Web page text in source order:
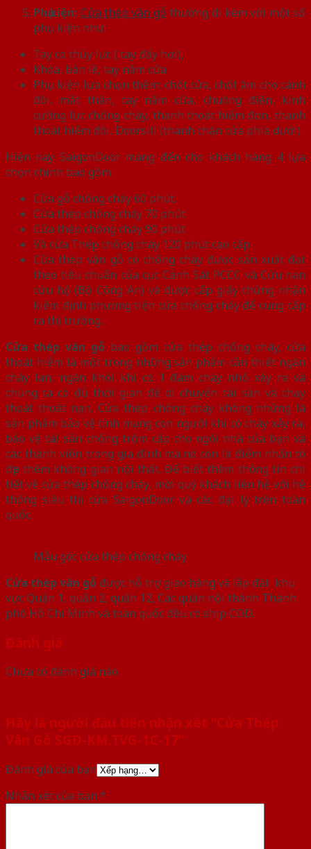
Phụ kiện: Cửa thép vân gỗ thường đi kèm với một số
phụ kiện như:
Tay co thủy lực ( tay đẩy hơi),
Khóa, bản lề, tay nắm cửa
Phụ kiện lựa chọn thêm: chốt cửa, chốt âm cho cánh
đôi, mắt thần, tay nắm cửa, chuông điện, kính
cường lực chống cháy, thanh thoát hiểm đơn, thanh
thoát hiểm đôi, Doorsill (thanh chặn cửa phía dưới)
Hiện nay SaigonDoor mang đến cho khách hàng 4 lựa
chọn chính bao gồm:
Cửa gỗ chống cháy 60 phút.
Cửa thép chống cháy 70 phút
Cửa thép chống cháy 90 phút
Và cửa Thép chống cháy 120 phút cao cấp.
Cửa thép vân gỗ có chống cháy được sản xuất đạt
theo tiêu chuẩn của cục Cảnh Sát PCCC và Cứu nạn
cứu hộ (Bộ Công An) và được cấp giấy chứng nhận
kiểm định phương tiện cửa chống cháy để cung cấp
ra thị trường.
Cửa thép vân gỗ bao gồm cửa thép chống cháy, cửa
thoát hiểm là một trong những sản phẩm cần thiết ngăn
cháy lan, ngăn khói khi có 1 đám cháy nhỏ xảy ra và
chúng ta có đủ thời gian để di chuyển tài sản và chạy
thoát thoát nạn. Cửa thép chống cháy không những là
sản phẩm bảo vệ tính mạng con người khi có cháy xảy ra,
bảo vệ tài sản chống trộm cấp cho ngôi nhà của bạn và
các thành viên trong gia đình mà nó còn là điểm nhấn tô
đẹp thêm không gian nội thất. Để biết thêm thông tin chi
tiết về cửa thép chống cháy, mời quý khách liên hệ với hệ
thống siêu thị cửa SaigonDoor và các đại lý trên toàn
quốc.
Mẫu góc cửa thép chống cháy
Cửa thép vân gỗ được hỗ trợ giao hàng và lắp đặt khu
vực Quận 1, quận 2, quận 12, Các quận nội thành Thành
phố Hồ Chí Minh và toàn quốc đều có ship COD.
Đánh giá
Chưa có đánh giá nào.
Hãy là người đầu tiên nhận xét “Cửa Thép
Vân Gỗ SGD-KM.TVG-1C-17”
Đánh giá của bạn
Nhận xét của bạn *